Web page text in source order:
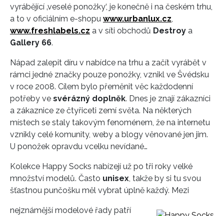
vyrábějící ‚veselé ponožky‘, je konečně i na českém trhu,
a to v oficiálním e-shopu www.urbanlux.cz,
www.freshlabels.cz a v síti obchodů Destroy a
Gallery 66.
Nápad zalepit díru v nabídce na trhu a začít vyrábět v
rámci jedné značky pouze ponožky, vznikl ve Švédsku
v roce 2008. Cílem bylo přeměnit věc každodenní
potřeby ve svérázný doplněk. Dnes je znají zákazníci
a zákaznice ze čtyřiceti zemí světa. Na některých
místech se staly takovým fenoménem, že na internetu
vznikly celé komunity, weby a blogy věnované jen jim.
U ponožek opravdu vcelku nevídané…
Kolekce Happy Socks nabízejí už po tři roky velké
množství modelů. Často unisex, takže by si tu svou
šťastnou punčošku měl vybrat úplně každý. Mezi
nejznámější modelové řady patří